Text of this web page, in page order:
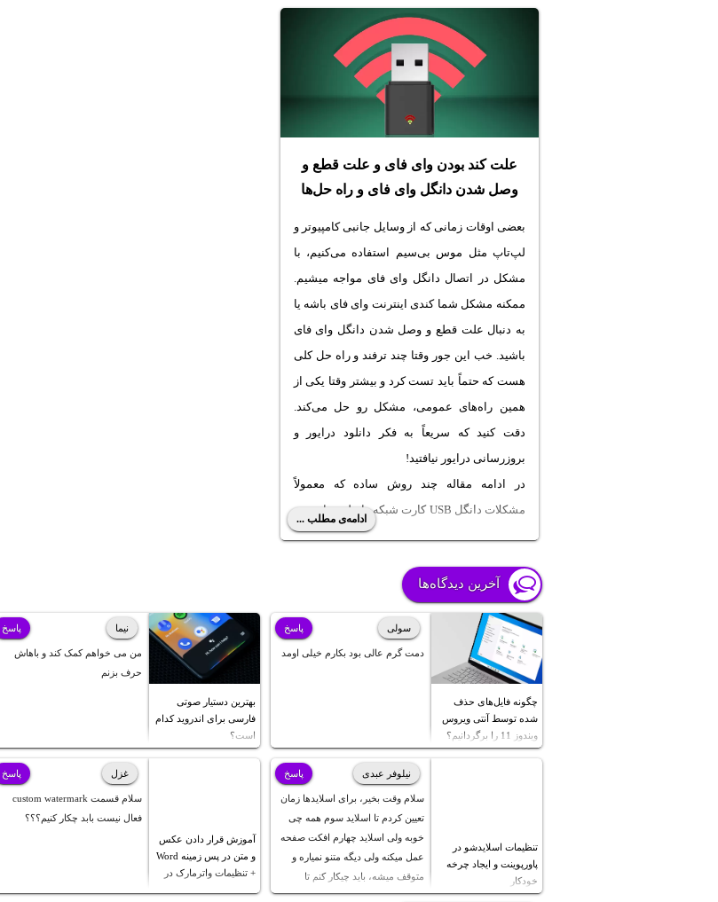
علت کند بودن وای فای و علت قطع و
وصل شدن دانگل وای فای و راه حل‌ها
بعضی اوقات زمانی که از وسایل جانبی کامپیوتر و
لپ‌تاپ مثل موس بی‌سیم استفاده می‌کنیم، با
مشکل در اتصال دانگل وای فای مواجه میشیم.
ممکنه مشکل شما کندی اینترنت وای فای باشه یا
به دنبال علت قطع و وصل شدن دانگل وای فای
باشید. خب این جور وقتا چند ترفند و راه حل کلی
هست که حتماً باید تست کرد و بیشتر وقتا یکی از
همین راه‌های عمومی، مشکل رو حل می‌کند.
دقت کنید که سریعاً به فکر دانلود درایور و
بروزرسانی درایور نیافتید!
در ادامه مقاله چند روش ساده که معمولاً
مشکلات دانگل USB کارت شبکه وایرلس یا موس
بی‌سیم و کیبورد بی‌سیم و دسته بازی بی‌سیم رو
بهترین روش‌های رفع مشکل دانگل USB چیه.
ادامه‌ی مطلب ...
آخرین دیدگاه‌ها
چگونه فایل‌های حذف
شده توسط آنتی ویروس
ویندوز 11 را برگردانیم؟
سولی
دمت گرم عالی بود بکارم خیلی اومد
پاسخ
بهترین دستیار صوتی
فارسی برای اندروید کدام
است؟
نیما
من می خواهم کمک کند و باهاش
حرف بزنم
پاسخ
تنظیمات اسلایدشو در
پاورپوینت و ایجاد چرخه
خودکار
نیلوفر عبدی
سلام وقت بخیر، برای اسلایدها زمان
تعیین کردم تا اسلاید سوم همه چی
خوبه ولی اسلاید چهارم افکت صفحه
عمل میکنه ولی دیگه متنو نمیاره و
متوقف میشه، باید چیکار کنم تا
درست بشه؟ تایم صفحات قبل تا
پاسخ
آموزش قرار دادن عکس
و متن در پس زمینه Word
+ تنظیمات واترمارک در
غزل
سلام قسمت custom watermark
فعال نیست بابد چکار کنیم؟؟؟
پاسخ